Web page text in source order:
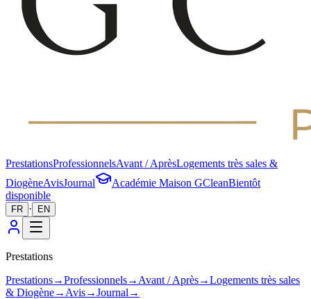
PrestationsProfessionnelsAvant / AprèsLogements très sales &
DiogèneAvisJournal Académie Maison GCleanBientôt
disponible
FR · EN
Prestations
Prestations→Professionnels→ Avant / Après→Logements très sales
& Diogène→ Avis→Journal →